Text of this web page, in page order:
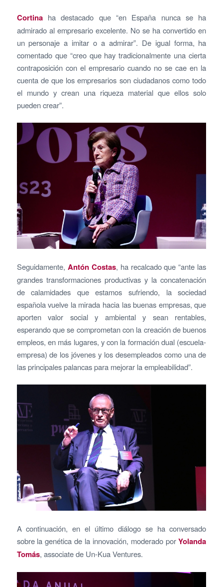
Cortina ha destacado que “en España nunca se ha
admirado al empresario excelente. No se ha convertido en
un personaje a imitar o a admirar”. De igual forma, ha
comentado que “creo que hay tradicionalmente una cierta
contraposición con el empresario cuando no se cae en la
cuenta de que los empresarios son ciudadanos como todo
el mundo y crean una riqueza material que ellos solo
pueden crear”.
Seguidamente, Antón Costas, ha recalcado que “ante las
grandes transformaciones productivas y la concatenación
de calamidades que estamos sufriendo, la sociedad
española vuelve la mirada hacia las buenas empresas, que
aporten valor social y ambiental y sean rentables,
esperando que se comprometan con la creación de buenos
empleos, en más lugares, y con la formación dual (escuela-
empresa) de los jóvenes y los desempleados como una de
las principales palancas para mejorar la empleabilidad”.
A continuación, en el último diálogo se ha conversado
sobre la genética de la innovación, moderado porYolanda
Tomás, associate de Un-Kua Ventures.